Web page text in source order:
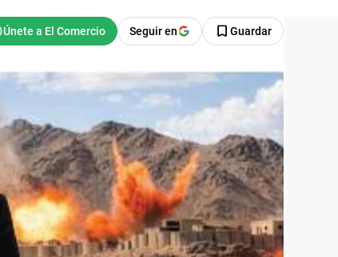
Seguir en Guardar